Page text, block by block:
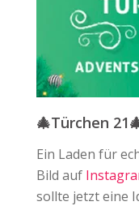
🎄Türchen
Ein Laden für
Bild auf
sollte jetzt eine